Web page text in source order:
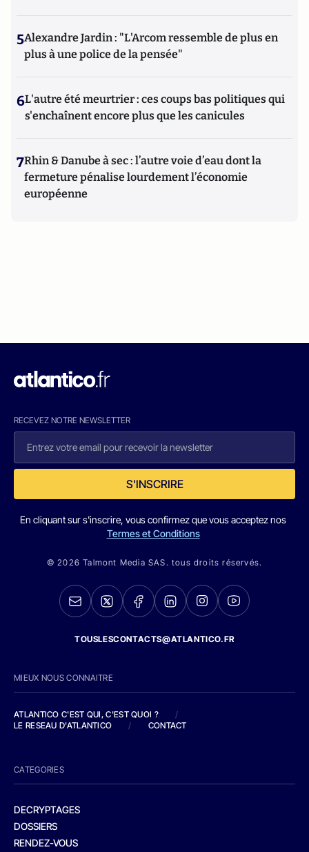
5Alexandre Jardin : "L'Arcom ressemble de plus en
plus à une police de la pensée"
6L'autre été meurtrier : ces coups bas politiques qui
s'enchaînent encore plus que les canicules
7Rhin & Danube à sec : l’autre voie d’eau dont la
fermeture pénalise lourdement l’économie
européenne
RECEVEZ NOTRE NEWSLETTER
S'INSCRIRE
En cliquant sur s'inscrire, vous confirmez que vous acceptez nos
Termes et Conditions
© 2026 Talmont Media SAS. tous droits réservés.
TOUSLESCONTACTS@ATLANTICO.FR
MIEUX NOUS CONNAITRE
ATLANTICO C'EST QUI, C'EST QUOI ?
/
LE RESEAU D'ATLANTICO
/ CONTACT
CATEGORIES
DECRYPTAGES
DOSSIERS
RENDEZ-VOUS